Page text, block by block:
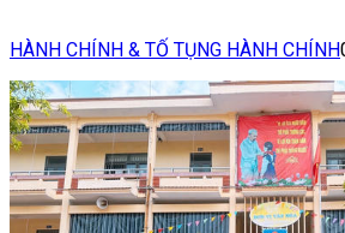
HÀNH CHÍNH & TỐ TỤNG HÀNH CHÍNH